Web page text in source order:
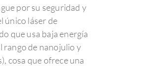
por su seguridad y
único láser de
que usa baja energía
rango de nanojulio y
cosa que ofrece una